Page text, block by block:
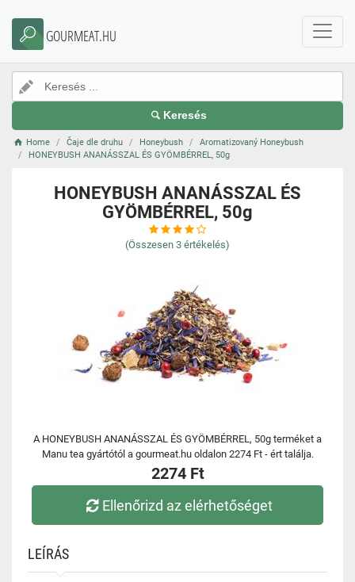
GOURMEAT.HU
Keresés
Home Čaje dle druhu Honeybush
Aromatizovaný Honeybush
HONEYBUSH ANANÁSSZAL ÉS GYÖMBÉRREL, 50g
HONEYBUSH ANANÁSSZAL ÉS
GYÖMBÉRREL, 50g
(Összesen 3 értékelés)
A HONEYBUSH ANANÁSSZAL ÉS GYÖMBÉRREL, 50g terméket a
Manu tea gyártótól a gourmeat.hu oldalon 2274 Ft - ért találja.
2274 Ft
Ellenőrizd az elérhetőséget
LEÍRÁS